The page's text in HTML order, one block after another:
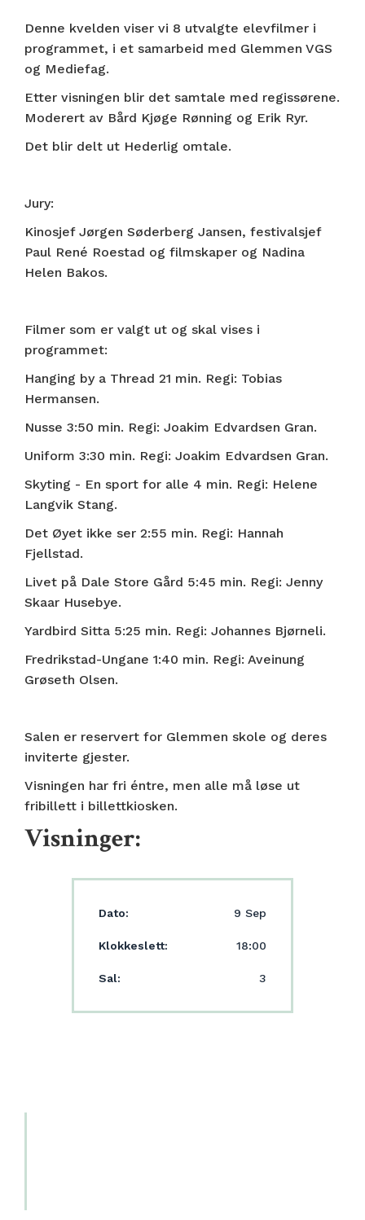
Denne kvelden viser vi 8 utvalgte elevfilmer i
programmet, i et samarbeid med Glemmen VGS
og Mediefag.
Etter visningen blir det samtale med regissørene.
Moderert av Bård Kjøge Rønning og Erik Ryr.
Det blir delt ut Hederlig omtale.
Jury:
Kinosjef Jørgen Søderberg Jansen, festivalsjef
Paul René Roestad og filmskaper og Nadina
Helen Bakos.
Filmer som er valgt ut og skal vises i
programmet:
Hanging by a Thread 21 min. Regi: Tobias
Hermansen.
Nusse 3:50 min. Regi: Joakim Edvardsen Gran.
Uniform 3:30 min. Regi: Joakim Edvardsen Gran.
Skyting - En sport for alle 4 min. Regi: Helene
Langvik Stang.
Det Øyet ikke ser 2:55 min. Regi: Hannah
Fjellstad.
Livet på Dale Store Gård 5:45 min. Regi: Jenny
Skaar Husebye.
Yardbird Sitta 5:25 min. Regi: Johannes Bjørneli.
Fredrikstad-Ungane 1:40 min. Regi: Aveinung
Grøseth Olsen.
Salen er reservert for Glemmen skole og deres
inviterte gjester.
Visningen har fri éntre, men alle må løse ut
fribillett i billettkiosken.
Visninger:
Dato: 9 Sep
Klokkeslett: 18:00
Sal: 3